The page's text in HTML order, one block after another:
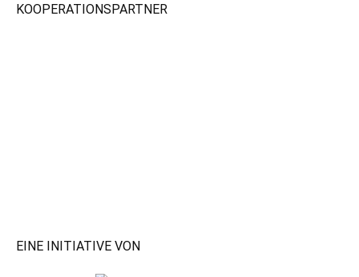
KOOPERATIONSPARTNER
EINE INITIATIVE VON